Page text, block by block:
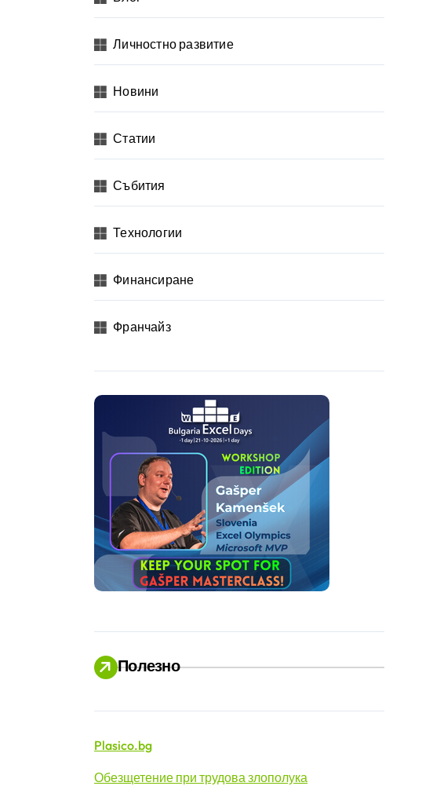
Личностно развитие
Новини
Статии
Събития
Технологии
Финансиране
Франчайз
Полезно
Plasico.bg
Обезщетение при трудова злополука